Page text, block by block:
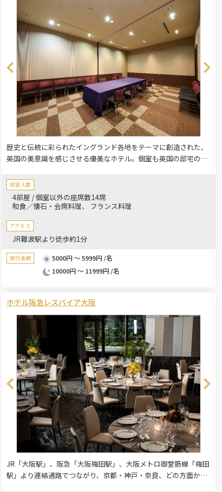
歴史と伝統に彩られたイングランド各地をテーマに創造された、
英国の美意識を感じさせる優美なホテル。個室も英国の邸宅のダ
り。地下鉄各線、南海電鉄、近鉄、JR、阪神電鉄が乗り入れする
一大ターミナル大阪難波駅に隣接致します。
収容人数
4部屋 / 個室以外の座席数14席
和食／懐石・会席料理
フランス料理
アクセス
JR難波駅より徒歩約1分
受付金額
5000円 ～ 5999円 /名
10000円 ～ 11999円 /名
ホテル阪急レスパイア大阪
JR「大阪駅」、阪急「大阪梅田駅」、大阪メトロ御堂筋線「梅田
駅」より連絡通路でつながり、京都・神戸・奈良、どの方面から